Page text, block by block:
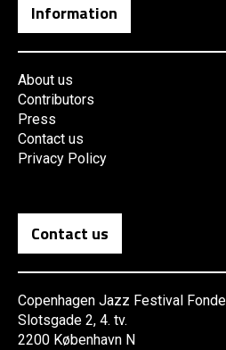
Information
About us
Contributors
Press
Contact us
Privacy Policy
Contact us
Copenhagen Jazz Festival
Slotsgade 2, 4. tv.
2200 København N